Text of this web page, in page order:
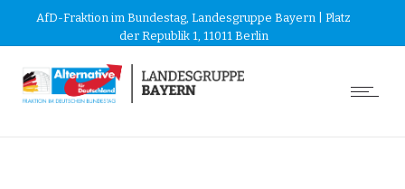
AfD-Fraktion im Bundestag, Landesgruppe Bayern | Platz
der Republik 1, 11011 Berlin